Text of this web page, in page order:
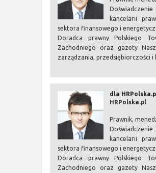
kancelarii
sektora finansowego i
Doradca prawny Polskiego
Zachodniego oraz gazety
zarządzania, przedsiębiorczości i
dla
HRPolska.pl
Prawnik,
kancelarii
sektora finansowego i
Doradca prawny Polskiego
Zachodniego oraz gazety